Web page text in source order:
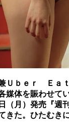
Ｕｂｅｒ Ｅａ
媒体を賑わせて
（月）発売『週
きた。ひたむき